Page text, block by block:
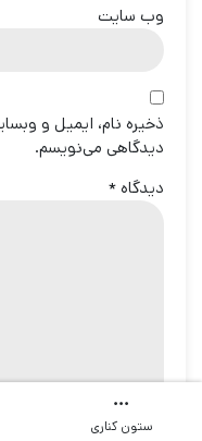
وب‌ سایت
ذخیره نام، ایمیل و
دیدگاهی می‌نویسم.
دیدگاه*
ستون کناری